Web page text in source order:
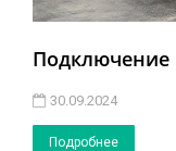
Подключение
30.09.2024
Подробнее